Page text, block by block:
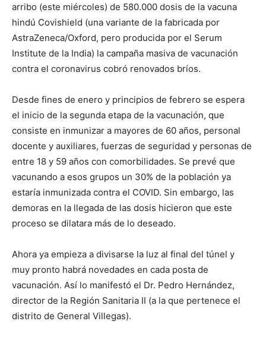
arribo (este miércoles) de 580.000 dosis de la vacuna
hindú Covishield (una variante de la fabricada por
AstraZeneca/Oxford, pero producida por el Serum
Institute de la India) la campaña masiva de vacunación
contra el coronavirus cobró renovados bríos.
Desde fines de enero y principios de febrero se espera
el inicio de la segunda etapa de la vacunación, que
consiste en inmunizar a mayores de 60 años, personal
docente y auxiliares, fuerzas de seguridad y personas de
entre 18 y 59 años con comorbilidades. Se prevé que
vacunando a esos grupos un 30% de la población ya
estaría inmunizada contra el COVID. Sin embargo, las
demoras en la llegada de las dosis hicieron que este
proceso se dilatara más de lo deseado.
Ahora ya empieza a divisarse la luz al final del túnel y
muy pronto habrá novedades en cada posta de
vacunación. Así lo manifestó el Dr. Pedro Hernández,
director de la Región Sanitaria II (a la que pertenece el
distrito de General Villegas).